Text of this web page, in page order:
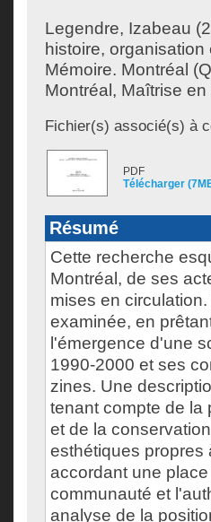
Legendre, Izabeau
histoire,
Mémoire. Montréal
Montréal, Maîtrise
Fichier(s) associé(s) à
PDF
Télécharger
Résumé
Cette recherche
Montréal, de ses
mises en
examinée, en
l'émergence d'une
1990-2000 et ses
zines. Une
tenant compte de la
et de la
esthétiques propres
accordant une
communauté et
analyse de la